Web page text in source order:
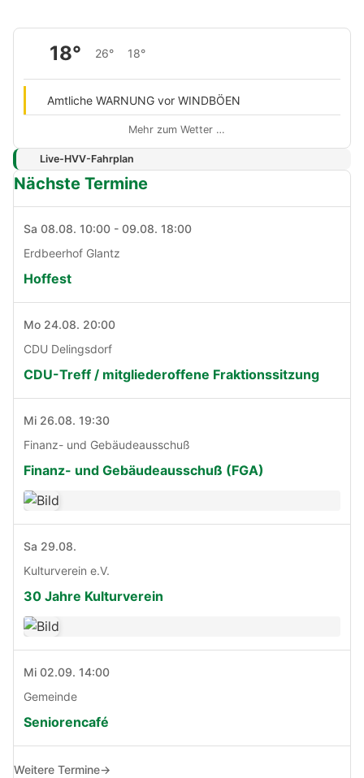
18° 26° 18°
Amtliche WARNUNG vor WINDBÖEN
Mehr zum Wetter …
Live-HVV-Fahrplan
Nächste Termine
Sa 08.08. 10:00 - 09.08. 18:00
Erdbeerhof Glantz
Hoffest
Mo 24.08. 20:00
CDU Delingsdorf
CDU-Treff / mitgliederoffene Fraktionssitzung
Mi 26.08. 19:30
Finanz- und Gebäudeausschuß
Finanz- und Gebäudeausschuß (FGA)
Sa 29.08.
Kulturverein e.V.
30 Jahre Kulturverein
Mi 02.09. 14:00
Gemeinde
Seniorencafé
Weitere Termine→